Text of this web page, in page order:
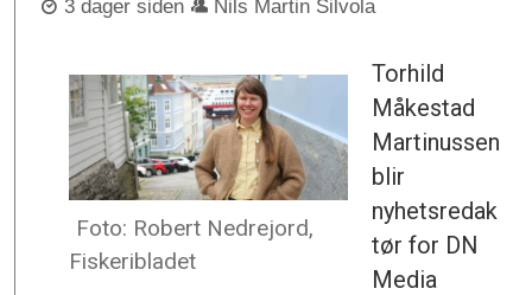
3 dager siden Nils Martin Silvola
Foto: Robert Nedrejord,
Fiskeribladet
Torhild
Måkestad
Martinussen
blir
nyhetsredak
tør for DN
Media